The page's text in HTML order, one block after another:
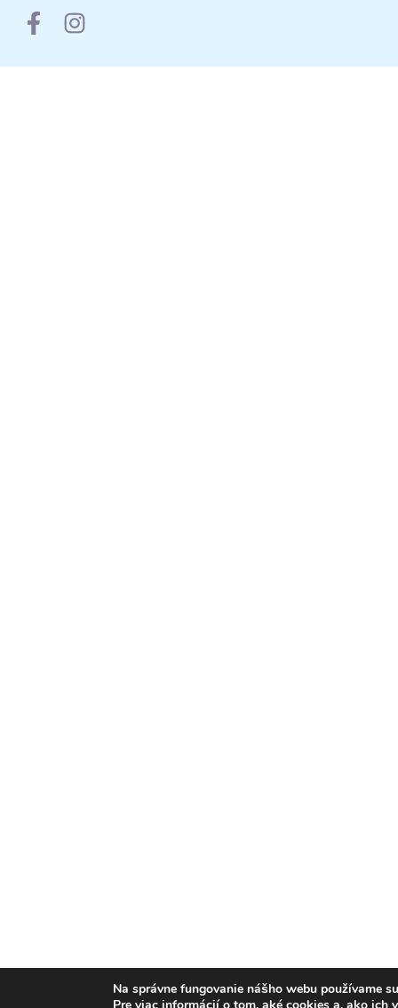
Na správne fungovanie nášho webu používame